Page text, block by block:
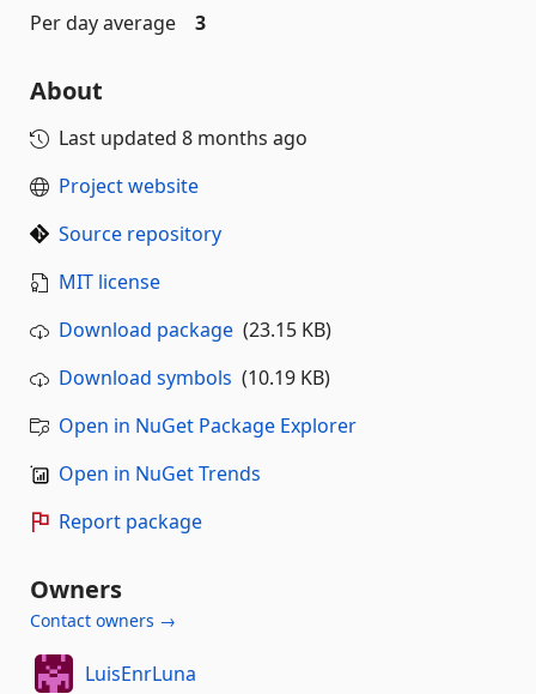
Per day average
3
About
Last updated 8 months ago
Project website
Source repository
MIT license
Download package (23.15 KB)
Download symbols (10.19 KB)
Open in NuGet Package Explorer
Open in NuGet Trends
Report package
Owners
Contact owners →
LuisEnrLuna